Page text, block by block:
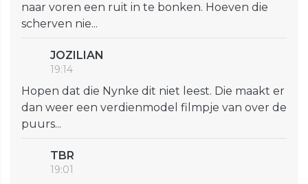
naar voren een ruit in te bonken. Hoeven die
scherven nie...
JOZILIAN
19:14
Hopen dat die Nynke dit niet leest. Die maakt er
dan weer een verdienmodel filmpje van over de
puurs...
TBR
19:01